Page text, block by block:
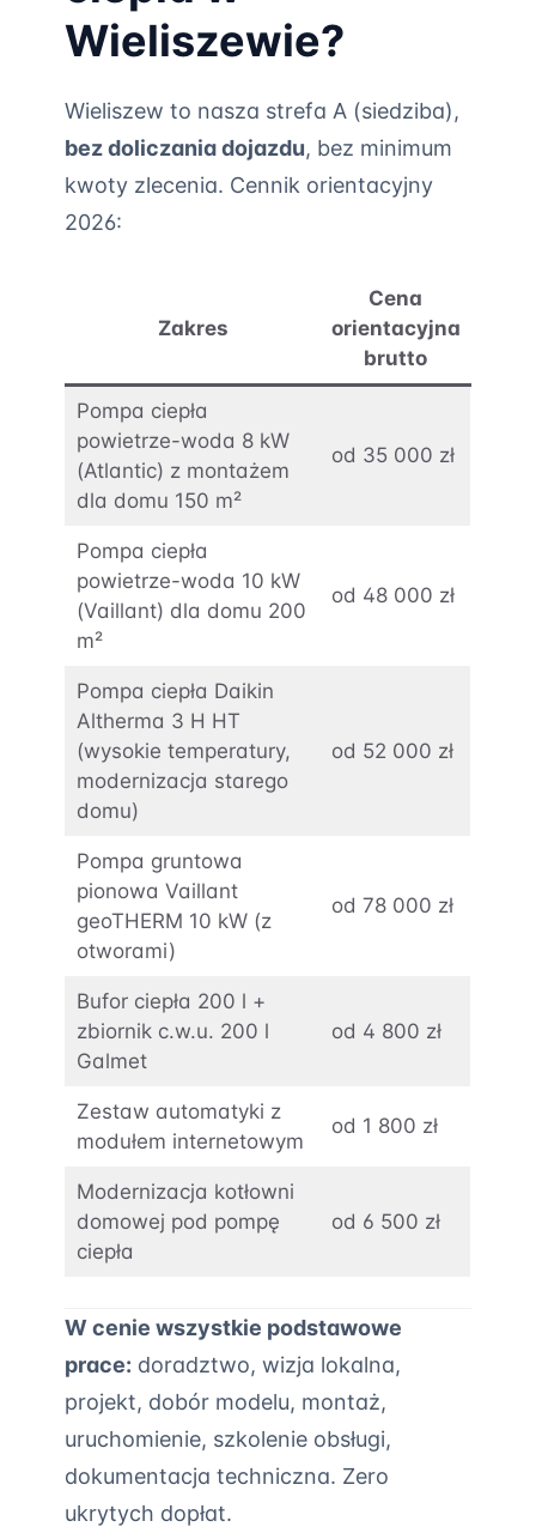
Wieliszewie?
Wieliszew to nasza strefa A (siedziba),
bez doliczania dojazdu, bez minimum
kwoty zlecenia. Cennik orientacyjny
2026:
Zakres
Cena
orientacyjna
brutto
Pompa ciepła
powietrze-woda 8 kW
(Atlantic) z montażem
dla domu 150 m²
od 35 000 zł
Pompa ciepła
powietrze-woda 10 kW
(Vaillant) dla domu 200
m²
od 48 000 zł
Pompa ciepła Daikin
Altherma 3 H HT
(wysokie temperatury,
modernizacja starego
domu)
od 52 000 zł
Pompa gruntowa
pionowa Vaillant
geoTHERM 10 kW (z
otworami)
od 78 000 zł
Bufor ciepła 200 l +
zbiornik c.w.u. 200 l
Galmet
od 4 800 zł
Zestaw automatyki z
modułem internetowym
od 1 800 zł
Modernizacja kotłowni
domowej pod pompę
ciepła
od 6 500 zł
W cenie wszystkie podstawowe
prace: doradztwo, wizja lokalna,
projekt, dobór modelu, montaż,
uruchomienie, szkolenie obsługi,
dokumentacja techniczna. Zero
ukrytych dopłat.